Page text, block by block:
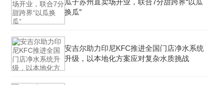
瓜子苏州直卖场开业，联合7分甜跨界“以瓜
换瓜”
安吉尔助力印尼KFC推进全国门店净水系统
升级，以本地化方案应对复杂水质挑战